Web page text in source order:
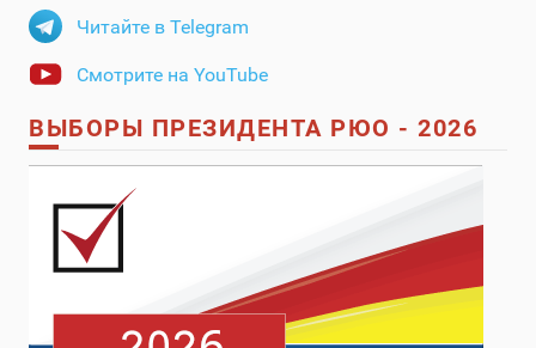
Читайте в Telegram
Смотрите на YouTube
ВЫБОРЫ ПРЕЗИДЕНТА РЮО - 2026